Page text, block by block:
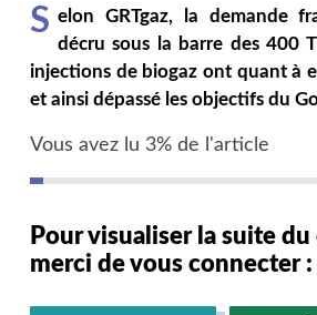
S elon GRTgaz, la demande
décru sous la barre des 400
injections de biogaz ont quant à
et ainsi dépassé les objectifs du
Vous avez lu 3% de l'article
Pour visualiser la suite
merci de vous connecter :